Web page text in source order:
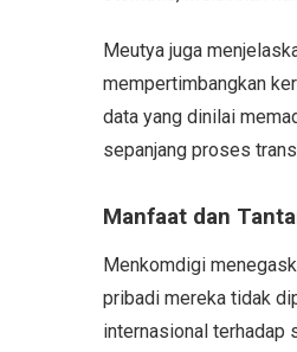
Meutya juga
mempertimbangkan
data yang dinilai
sepanjang proses
Manfaat dan
Menkomdigi
pribadi mereka tidak
internasional terhadap